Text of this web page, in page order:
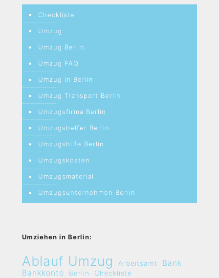
Checkliste
Umzug
Umzug Berlin
Umzug FAQ
Umzug in Berlin
Umzug Transport Berlin
Umzugsfirma Berlin
Umzugshelfer Berlin
Umzugshilfe Berlin
Umzugskosten
Umzugsmaterial
Umzugsunternehmen Berlin
Umziehen in Berlin:
Ablauf Umzug Arbeitsamt
Bank
Bankkonto
Berlin
Checkliste